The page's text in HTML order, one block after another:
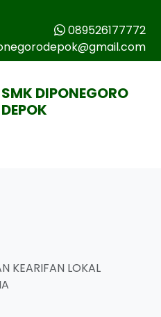
089526177772
SMK DIPONEGORO
DEPOK
KEARIFAN LOKAL